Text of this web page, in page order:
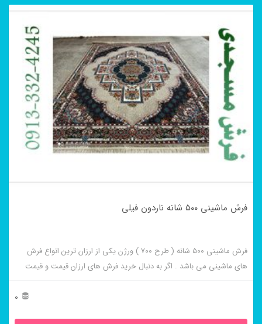
فرش ماشینی ۵۰۰ شانه ناردون فیلی
فرش ماشینی ۵۰۰ شانه ( طرح ۷۰۰ ) ورژن یکی از ارزان ترین انواع فرش
های ماشینی می باشد . اگر به دنبال خرید فرش های ارزان قیمت و قیمت
0